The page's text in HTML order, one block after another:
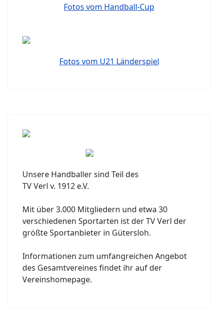
Fotos vom Handball-Cup
Fotos vom U21 Länderspiel
Unsere Handballer sind Teil des
TV Verl v. 1912 e.V.
Mit über 3.000 Mitgliedern und etwa 30
verschiedenen Sportarten ist der TV Verl der
größte Sportanbieter in Gütersloh.
Informationen zum umfangreichen Angebot
des Gesamtvereines findet ihr auf der
Vereinshomepage.